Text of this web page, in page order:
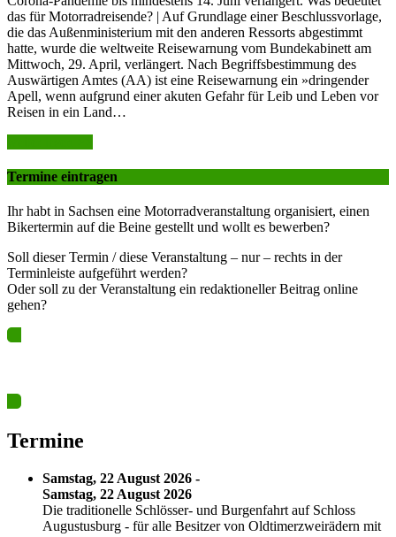
das für Motorradreisende? | Auf Grundlage einer Beschlussvorlage,
die das Außenministerium mit den anderen Ressorts abgestimmt
hatte, wurde die weltweite Reisewarnung vom Bundekabinett am
Mittwoch, 29. April, verlängert. Nach Begriffsbestimmung des
Auswärtigen Amtes (AA) ist eine Reisewarnung ein »dringender
Apell, wenn aufgrund einer akuten Gefahr für Leib und Leben vor
Reisen in ein Land…
Termine eintragen
Ihr habt in Sachsen eine Motorradveranstaltung organisiert, einen
Bikertermin auf die Beine gestellt und wollt es bewerben?
Soll dieser Termin / diese Veranstaltung – nur – rechts in der
Terminleiste aufgeführt werden?
Oder soll zu der Veranstaltung ein redaktioneller Beitrag online
gehen?
Termine
Samstag, 22 August 2026 -
Samstag, 22 August 2026
Die traditionelle Schlösser- und Burgenfahrt auf Schloss
Augustusburg - für alle Besitzer von Oldtimerzweirädern mit